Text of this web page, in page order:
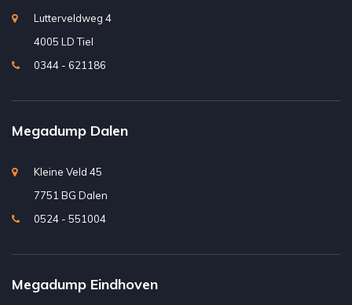
Lutterveldweg 4
4005 LD Tiel
0344 - 621186
Megadump Dalen
Kleine Veld 45
7751 BG Dalen
0524 - 551004
Megadump Eindhoven